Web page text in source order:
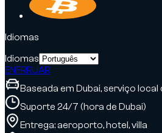
Idiomas
Idiomas
ENFRRUAR
Baseada em Dubai, serviço local
Suporte 24/7 (hora de Dubai)
Entrega: aeroporto, hotel, villa